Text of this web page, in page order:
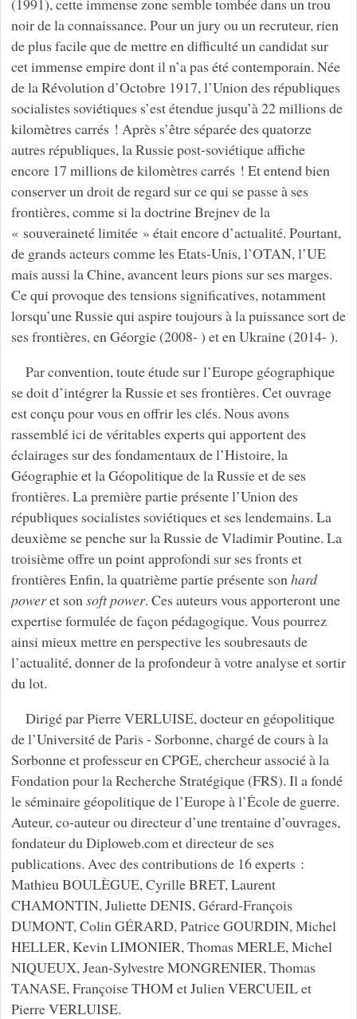
noir de la connaissance. Pour un jury ou un recruteur, rien
de plus facile que de mettre en difficulté un candidat sur
cet immense empire dont il n’a pas été contemporain. Née
de la Révolution d’Octobre 1917, l’Union des républiques
socialistes soviétiques s’est étendue jusqu’à 22 millions de
kilomètres carrés ! Après s’être séparée des quatorze
autres républiques, la Russie post-soviétique affiche
encore 17 millions de kilomètres carrés ! Et entend bien
conserver un droit de regard sur ce qui se passe à ses
frontières, comme si la doctrine Brejnev de la
« souveraineté limitée » était encore d’actualité. Pourtant,
de grands acteurs comme les Etats-Unis, l’OTAN, l’UE
mais aussi la Chine, avancent leurs pions sur ses marges.
Ce qui provoque des tensions significatives, notamment
lorsqu’une Russie qui aspire toujours à la puissance sort de
ses frontières, en Géorgie (2008- ) et en Ukraine (2014- ).
Par convention, toute étude sur l’Europe géographique
se doit d’intégrer la Russie et ses frontières. Cet ouvrage
est conçu pour vous en offrir les clés. Nous avons
rassemblé ici de véritables experts qui apportent des
éclairages sur des fondamentaux de l’Histoire, la
Géographie et la Géopolitique de la Russie et de ses
frontières. La première partie présente l’Union des
républiques socialistes soviétiques et ses lendemains. La
deuxième se penche sur la Russie de Vladimir Poutine. La
troisième offre un point approfondi sur ses fronts et
frontières Enfin, la quatrième partie présente son hard
poweret son soft power. Ces auteurs vous apporteront une
expertise formulée de façon pédagogique. Vous pourrez
ainsi mieux mettre en perspective les soubresauts de
l’actualité, donner de la profondeur à votre analyse et sortir
du lot.
Dirigé par Pierre VERLUISE, docteur en géopolitique
de l’Université de Paris - Sorbonne, chargé de cours à la
Sorbonne et professeur en CPGE, chercheur associé à la
Fondation pour la Recherche Stratégique (FRS). Il a fondé
le séminaire géopolitique de l’Europe à l’École de guerre.
Auteur, co-auteur ou directeur d’une trentaine d’ouvrages,
fondateur du Diploweb.com et directeur de ses
publications. Avec des contributions de 16 experts :
Mathieu BOULÈGUE, Cyrille BRET, Laurent
CHAMONTIN, Juliette DENIS, Gérard-François
DUMONT, Colin GÉRARD, Patrice GOURDIN, Michel
HELLER, Kevin LIMONIER, Thomas MERLE, Michel
NIQUEUX, Jean-Sylvestre MONGRENIER, Thomas
TANASE, Françoise THOM et Julien VERCUEIL et
Pierre VERLUISE.